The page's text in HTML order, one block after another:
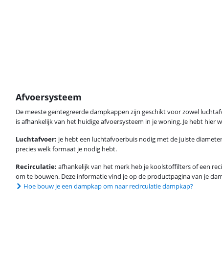
Afvoersysteem
De meeste geïntegreerde dampkappen zijn geschikt voor zowel
is afhankelijk van het huidige afvoersysteem in je woning. Je hebt hier
Luchtafvoer: je hebt een luchtafvoerbuis nodig met de juiste
precies welk formaat je nodig hebt.
Recirculatie: afhankelijk van het merk heb je koolstoffilters of een
om te bouwen. Deze informatie vind je op de productpagina van je
Hoe bouw je een dampkap om naar recirculatie dampkap?